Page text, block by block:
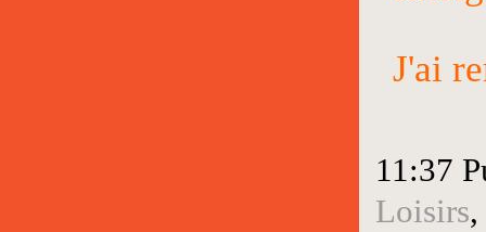
J'ai
11:37
Loisirs,